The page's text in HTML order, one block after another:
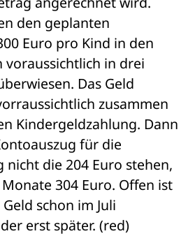
den geplanten
Euro pro Kind in den
voraussichtlich in drei
Das Geld
zusammen
Kindergeldzahlung. Dann
für die
nicht die 204 Euro stehen,
304 Euro. Offen ist
schon im Juli
erst später. (red)